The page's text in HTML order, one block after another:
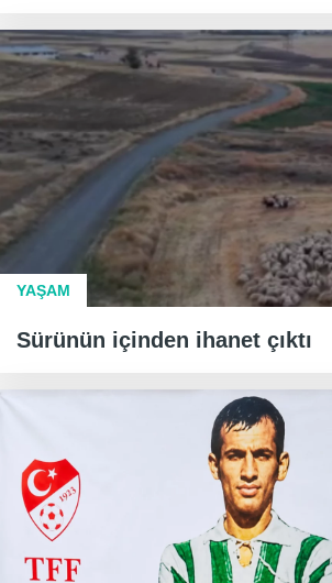
YAŞAM
Sürünün içinden ihanet çıktı